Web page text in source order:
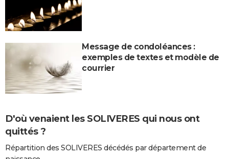
Message de condoléances :
exemples de textes et modèle de
courrier
D'où venaient les SOLIVERES qui nous ont
quittés ?
Répartition des SOLIVERES décédés par département de